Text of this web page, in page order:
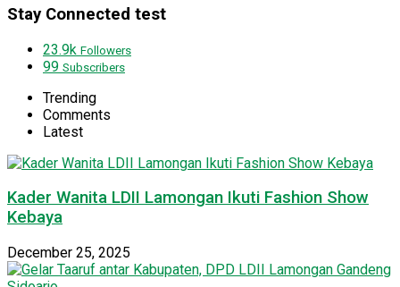
Stay Connected test
23.9k Followers
99 Subscribers
Trending
Comments
Latest
Kader Wanita LDII Lamongan Ikuti Fashion Show
Kebaya
December 25, 2025